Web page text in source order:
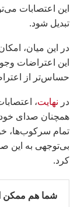
این اعتصابات
تبدیل شود.
در این میان،
این اعتراضات
حساس‌تر از
در نهایت،
همچنان صدای
تمام سرکوب‌ها،
بی‌توجهی به این
کرد.
شما هم ممکن